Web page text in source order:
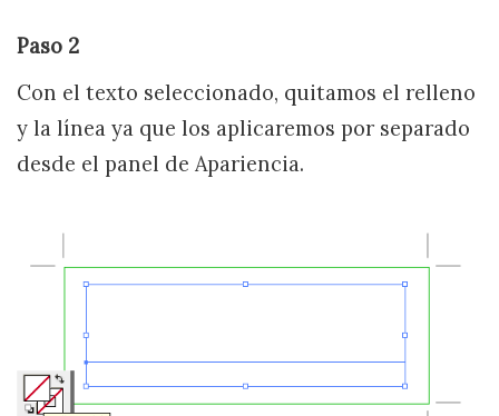
Paso 2
Con el texto seleccionado, quitamos el relleno
y la línea ya que los aplicaremos por separado
desde el panel de Apariencia.